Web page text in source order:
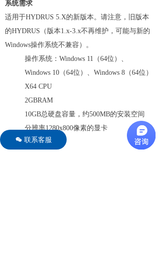
系统需求
适用于HYDRUS 5.X的新版本。请注意，旧版本
的HYDRUS（版本1.x-3.x不再维护，可能与新的
Windows操作系统不兼容）。
操作系统：Windows 11（64位）、
Windows 10（64位）、Windows 8（64位）
X64 CPU
2GBRAM
10GB总硬盘容量，约500MB的安装空间
分辨率1280x800像素的显卡
너 联系客服